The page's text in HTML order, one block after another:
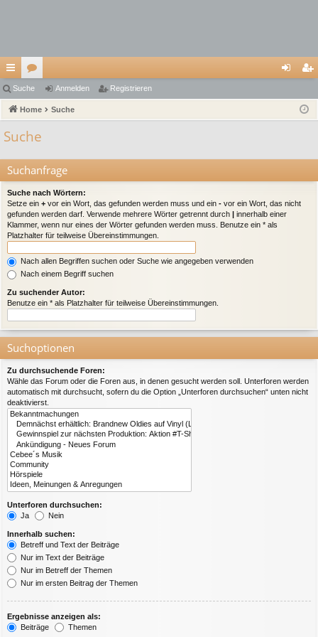
ch
ne
llz
riff
or
en ist
Suche Anmelden Registrieren
Home Suche
Suche
Suchanfrage
Suche nach Wörtern:
Setze ein + vor ein Wort, das gefunden werden muss und ein - vor ein Wort, das nicht
gefunden werden darf. Verwende mehrere Wörter getrennt durch | innerhalb einer
Klammer, wenn nur eines der Wörter gefunden werden muss. Benutze ein * als
Platzhalter für teilweise Übereinstimmungen.
Nach allen Begriffen suchen oder Suche wie angegeben verwenden
Nach einem Begriff suchen
Zu suchender Autor:
Benutze ein * als Platzhalter für teilweise Übereinstimmungen.
Suchoptionen
Zu durchsuchende Foren:
Wähle das Forum oder die Foren aus, in denen gesucht werden soll. Unterforen werden
automatisch mit durchsucht, sofern du die Option „Unterforen durchsuchen“ unten nicht
deaktivierst.
Unterforen durchsuchen:
Ja
Nein
Innerhalb suchen:
Betreff und Text der Beiträge
Nur im Text der Beiträge
Nur im Betreff der Themen
Nur im ersten Beitrag der Themen
Ergebnisse anzeigen als:
Beiträge
Themen